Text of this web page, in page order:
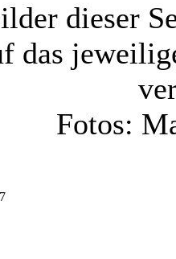
dieser
das
Fotos: